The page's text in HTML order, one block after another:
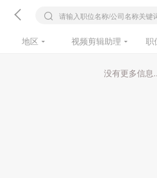
请输入职位名称/公司名称关键
地区 视频剪辑助理 职
没有更多信息